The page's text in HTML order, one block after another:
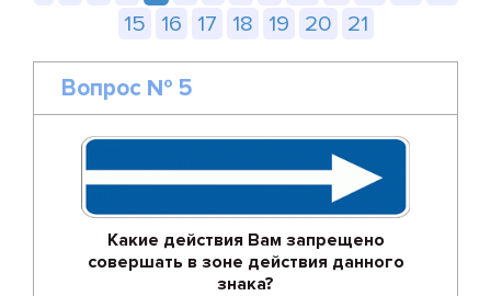
15
16 17 18 19 20 21
Вопрос № 5
Какие действия Вам запрещено
совершать в зоне действия данного
знака?